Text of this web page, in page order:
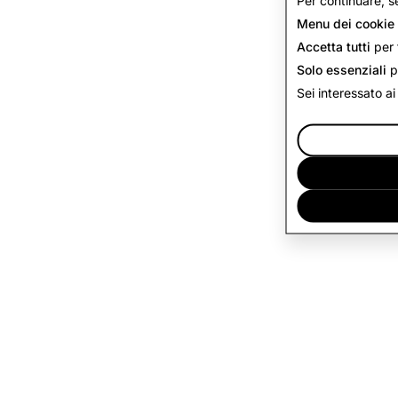
Menu dei cookie
Accetta tutti per
Solo essenziali
Sei interessato